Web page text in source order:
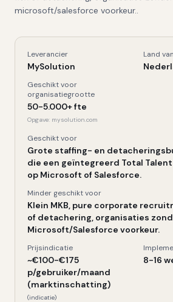
microsoft/salesforce voorkeur..
MySolution
Leverancier
MySolution
Land
Geschikt voor
organisatiegrootte
50-5.000+ fte
Opgave: mysolution.com
Geschikt voor
Grote staffing- en
die een geïntegreerd Total
op Microsoft of Salesforce.
Minder geschikt voor
Klein MKB, pure corporate
of detachering, organisaties
Microsoft/Salesforce voorkeur.
Prijsindicatie
~€100-€175
p/gebruiker/maand
(marktinschatting)
(indicatie)
8-16